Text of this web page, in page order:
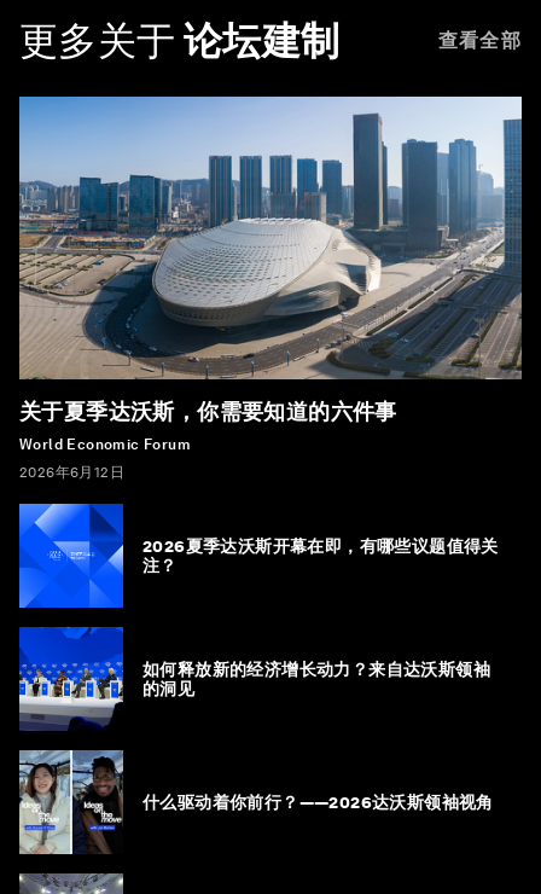
更多关于 论坛建制 查看全部
关于夏季达沃斯，你需要知道的六件事
World Economic Forum
2026年6月12日
2026夏季达沃斯开幕在即，有哪些议题值得关
注？
如何释放新的经济增长动力？来自达沃斯领袖
的洞见
什么驱动着你前行？——2026达沃斯领袖视角